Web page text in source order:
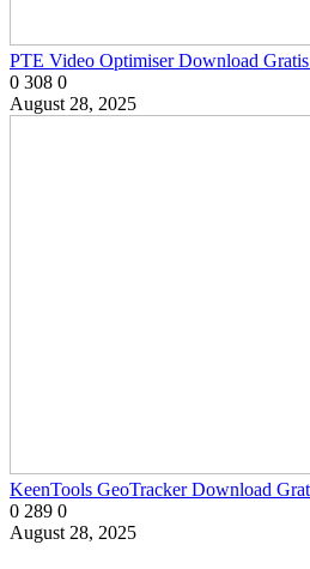
PTE Video Optimiser Download
0 308 0
August 28, 2025
KeenTools GeoTracker Download
0 289 0
August 28, 2025